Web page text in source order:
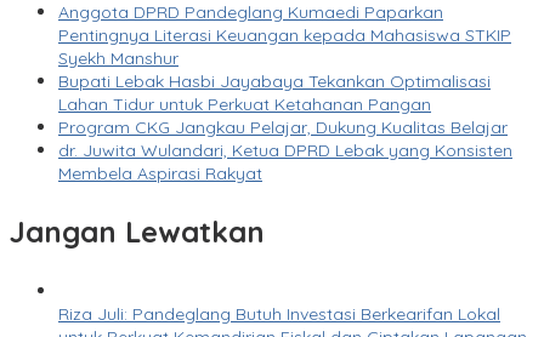
Anggota DPRD Pandeglang Kumaedi Paparkan
Pentingnya Literasi Keuangan kepada Mahasiswa STKIP
Syekh Manshur
Bupati Lebak Hasbi Jayabaya Tekankan Optimalisasi
Lahan Tidur untuk Perkuat Ketahanan Pangan
Program CKG Jangkau Pelajar, Dukung Kualitas Belajar
dr. Juwita Wulandari, Ketua DPRD Lebak yang Konsisten
Membela Aspirasi Rakyat
Jangan Lewatkan
Riza Juli: Pandeglang Butuh Investasi Berkearifan Lokal